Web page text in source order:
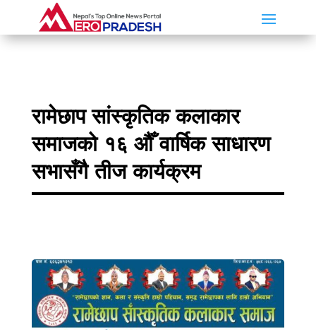
रामेछाप सांस्कृतिक कलाकार
समाजको १६ औँ वार्षिक साधारण
सभासँगै तीज कार्यक्रम